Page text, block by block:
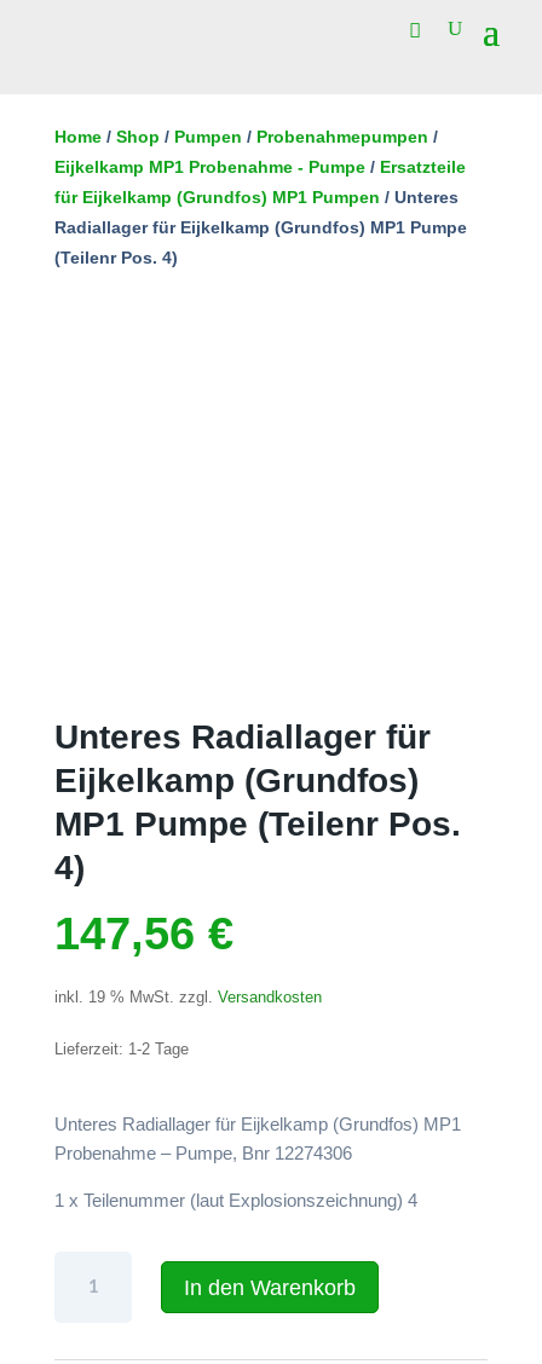
Radiallager
Eijkelkamp
(Grundfos)
In den Warenkorb
Home/ Shop / Pumpen / Probenahmepumpen /
Eijkelkamp MP1 Probenahme - Pumpe/ Ersatzteile
für Eijkelkamp (Grundfos) MP1 Pumpen / Unteres
Radiallager für Eijkelkamp (Grundfos) MP1 Pumpe
(Teilenr Pos. 4)
Unteres Radiallager für
Eijkelkamp (Grundfos)
MP1 Pumpe (Teilenr Pos.
4)
147,56 €
inkl. 19 % MwSt. zzgl. Versandkosten
Lieferzeit: 1-2 Tage
Unteres Radiallager für Eijkelkamp (Grundfos) MP1
Probenahme – Pumpe, Bnr 12274306
1 x Teilenummer (laut Explosionszeichnung) 4
Radiallager
In den Warenkorb